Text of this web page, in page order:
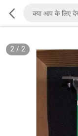
2/ 2